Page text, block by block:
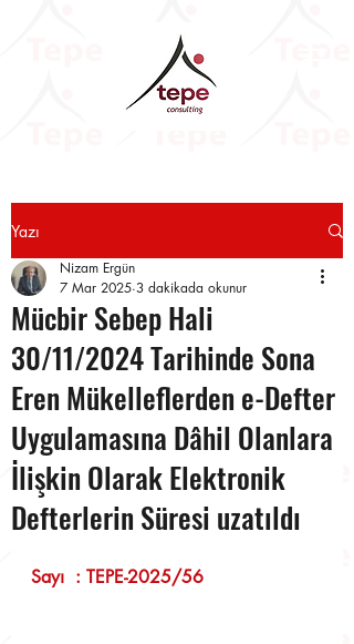
Yazı
Mücbir Sebep Hali
30/11/2024 Tarihinde Sona
Eren Mükelleflerden e-Defter
Uygulamasına Dâhil Olanlara
İlişkin Olarak Elektronik
Defterlerin Süresi uzatıldı
Nizam Ergün
7 Mar 2025 3 dakikada okunur
Sayı  : TEPE-2025/56